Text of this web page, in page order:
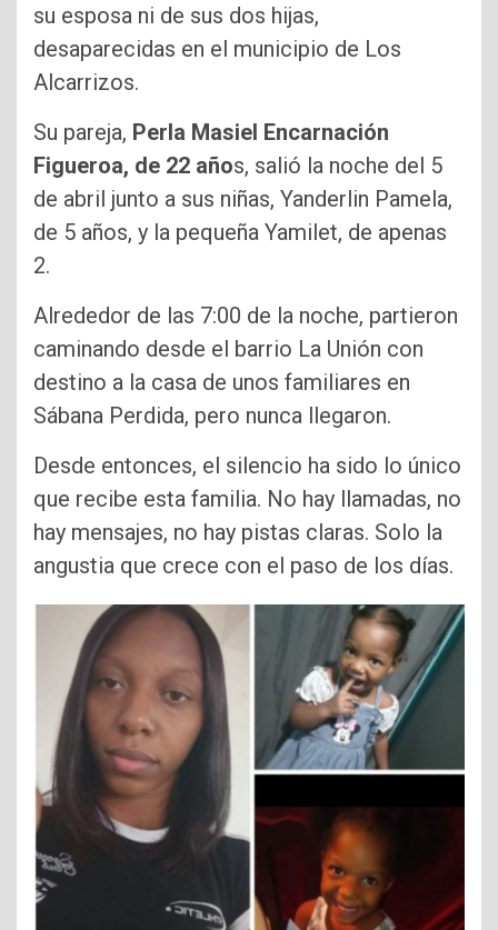
su esposa ni de sus dos hijas,
desaparecidas en el municipio de Los
Alcarrizos.
Su pareja, Perla Masiel Encarnación
Figueroa, de 22 años, salió la noche del 5
de abril junto a sus niñas, Yanderlin Pamela,
de 5 años, y la pequeña Yamilet, de apenas
2.
Alrededor de las 7:00 de la noche, partieron
caminando desde el barrio La Unión con
destino a la casa de unos familiares en
Sábana Perdida, pero nunca llegaron.
Desde entonces, el silencio ha sido lo único
que recibe esta familia. No hay llamadas, no
hay mensajes, no hay pistas claras. Solo la
angustia que crece con el paso de los días.